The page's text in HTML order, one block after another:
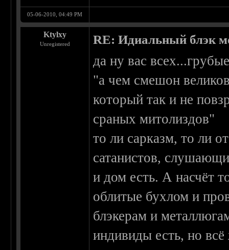
05-06-2010, 04:49 PM
Ktylxy
Unregistered RE: Идиальный блэк
да ну вас
"а чем смешон
который так и не
сраных митолиздов"
то ли сарказм, то ли
сатанистов,
и дом есть. А насчёт
облитые бухлом и
блэкерам и
индивиды есть, но